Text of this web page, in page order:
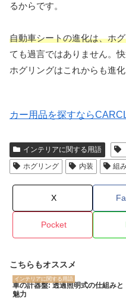
るからです。
自動車シートの進化は、ホ
ても過言ではありません。
ホグリングはこれからも進
カー用品を探すなら
インテリアに関する用語
ホグリング
内装 組
X
Pocket
こちらもオススメ
インテリアに関する用語
車の計器盤: 透過照明式の仕組みと
魅力